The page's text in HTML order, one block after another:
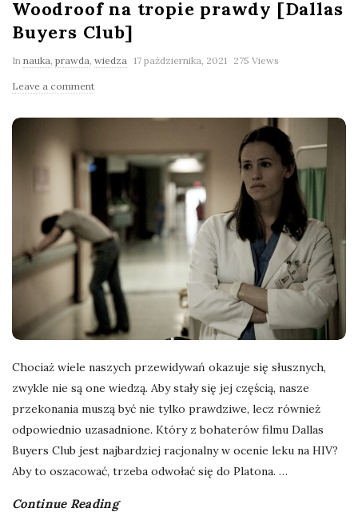
Woodroof na tropie prawdy [Dallas
Buyers Club]
In nauka, prawda, wiedza 17 października, 2021 275 Views
Leave a comment
Chociaż wiele naszych przewidywań okazuje się słusznych,
zwykle nie są one wiedzą. Aby stały się jej częścią, nasze
przekonania muszą być nie tylko prawdziwe, lecz również
odpowiednio uzasadnione. Który z bohaterów filmu Dallas
Buyers Club jest najbardziej racjonalny w ocenie leku na HIV?
Aby to oszacować, trzeba odwołać się do Platona. …
Continue Reading